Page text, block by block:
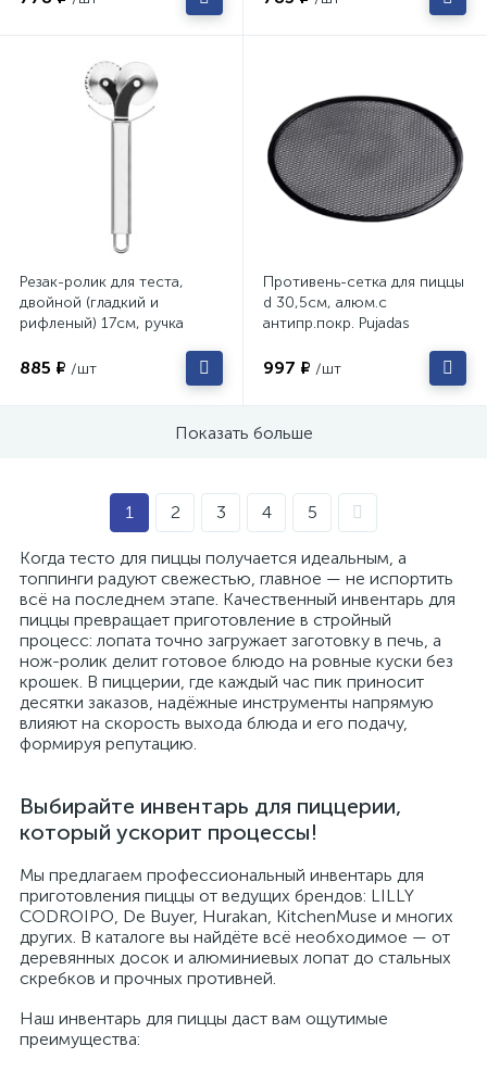
Резак-ролик для теста,
двойной (гладкий и
рифленый) 17см, ручка
885 ₽ /шт
Противень-сетка для пиццы
d 30,5см, алюм.с
антипр.покр. Pujadas
997 ₽ /шт
Показать больше
1 2 3 4 5
Когда тесто для пиццы получается идеальным, а
топпинги радуют свежестью, главное — не испортить
всё на последнем этапе. Качественный инвентарь для
пиццы превращает приготовление в стройный
процесс: лопата точно загружает заготовку в печь, а
нож-ролик делит готовое блюдо на ровные куски без
крошек. В пиццерии, где каждый час пик приносит
десятки заказов, надёжные инструменты напрямую
влияют на скорость выхода блюда и его подачу,
формируя репутацию.
Выбирайте инвентарь для пиццерии,
который ускорит процессы!
Мы предлагаем профессиональный инвентарь для
приготовления пиццы от ведущих брендов: LILLY
CODROIPO, De Buyer, Hurakan, KitchenMuse и многих
других. В каталоге вы найдёте всё необходимое — от
деревянных досок и алюминиевых лопат до стальных
скребков и прочных противней.
Наш инвентарь для пиццы даст вам ощутимые
преимущества: